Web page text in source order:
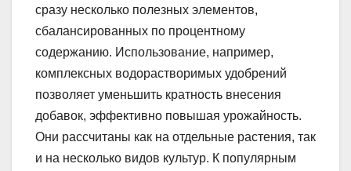
сразу несколько полезных элементов,
сбалансированных по процентному
содержанию. Использование, например,
комплексных водорастворимых удобрений
позволяет уменьшить кратность внесения
добавок, эффективно повышая урожайность.
Они рассчитаны как на отдельные растения, так
и на несколько видов культур. К популярным